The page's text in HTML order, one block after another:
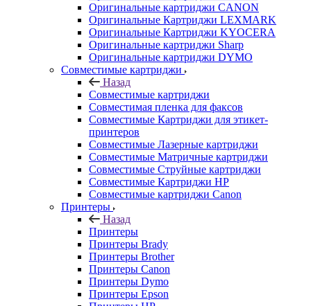
Оригинальные картриджи CANON
Оригинальные Картриджи LEXMARK
Оригинальные Картриджи KYOCERA
Оригинальные картриджи Sharp
Оригинальные картриджи DYMO
Совместимые картриджи
Назад
Совместимые картриджи
Совместимая пленка для факсов
Совместимые Картриджи для этикет-
принтеров
Совместимые Лазерные картриджи
Совместимые Матричные картриджи
Совместимые Струйные картриджи
Совместимые Картриджи HP
Совместимые картриджи Canon
Принтеры
Назад
Принтеры
Принтеры Brady
Принтеры Brother
Принтеры Canon
Принтеры Dymo
Принтеры Epson